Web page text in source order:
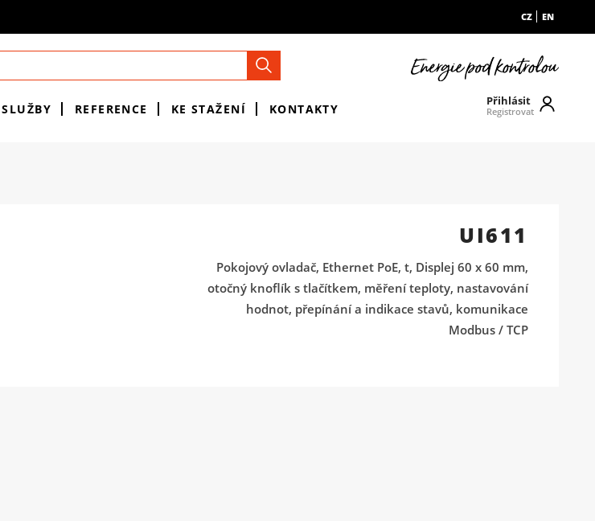
CZ EN
SLUŽBY REFERENCE KE STAŽENÍ KONTAKTY
Přihlásit
Registrovat
UI611
Pokojový ovladač, Ethernet PoE, t, Displej 60 x 60 mm,
otočný knoflík s tlačítkem, měření teploty, nastavování
hodnot, přepínání a indikace stavů, komunikace
Modbus / TCP